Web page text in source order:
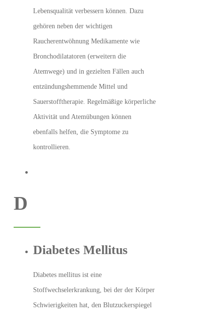
Lebensqualität verbessern können. Dazu
gehören neben der wichtigen
Raucherentwöhnung Medikamente wie
Bronchodilatatoren (erweitern die
Atemwege) und in gezielten Fällen auch
entzündungshemmende Mittel und
Sauerstofftherapie. Regelmäßige körperliche
Aktivität und Atemübungen können
ebenfalls helfen, die Symptome zu
kontrollieren.
D
Diabetes Mellitus
Diabetes mellitus ist eine
Stoffwechselerkrankung, bei der der Körper
Schwierigkeiten hat, den Blutzuckerspiegel